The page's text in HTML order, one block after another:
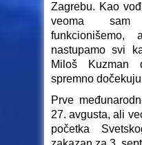
Zagrebu. Kao
veoma sam
nastupamo svi
Miloš
spremno
Prve
27. avgusta, ali
početka